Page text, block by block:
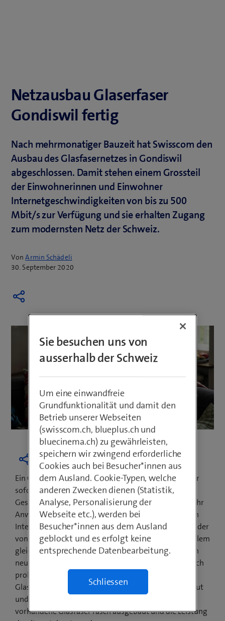
Netzausbau Glaserfaser
Gondiswil fertig
Nach mehrmonatiger Bauzeit hat Swisscom den
Ausbau des Glasfasernetzes in Gondiswil
abgeschlossen. Damit stehen einem Grossteil
der Einwohnerinnen und Einwohner
Internetgeschwindigkeiten von bis zu 500
Mbit/s zur Verfügung und sie erhalten Zugang
zum modernsten Netz der Schweiz.
VonArmin Schädeli
30. September 2020
Ein Grossteil der Bevölkerung von Gondiswil surft per
sofort auf ultraschnellem Internet mit
Geschwindigkeiten von bis zu 500 Mbit/s. Immer mehr
Anwendungen in Schweizer Haushalten sind mit dem
Internet verbunden: TV schauen, Videotelefonieren oder
von zu Hause aus im Firmennetzwerk arbeiten. Vor allem
gleichzeitige Nutzung beansprucht das Netz. Mit dem
neuen Internetspeed sind solche Anwendungen jedoch
problemlos und zeitgleich möglich. Die
Glasfasertechnologien sind zudem modular aufgebaut
und ausbaufähig. Steigt der Bedarf, kann die bereits
vorhandene Glasfaser rasch ausgebaut und die Leistung
Sie besuchen uns von
ausserhalb der Schweiz
Um eine einwandfreie
Grundfunktionalität und damit den
Betrieb unserer Webseiten
(swisscom.ch, blueplus.ch und
bluecinema.ch) zu gewährleisten,
speichern wir zwingend erforderliche
Cookies auch bei Besucher*innen aus
dem Ausland. Cookie-Typen, welche
anderen Zwecken dienen (Statistik,
Analyse, Personalisierung der
Webseite etc.), werden bei
Besucher*innen aus dem Ausland
geblockt und es erfolgt keine
entsprechende Datenbearbeitung.
Schliessen